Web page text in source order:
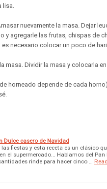
lisa.
nuevamente la masa. Dejar
y agregarle las frutas, chispas de
necesario colocar un poco de
masa. Dividir la masa y colocarla
horneado depende de cada
Dulce casero de Navidad
las fiestas y esta receta es un clásico
el supermercado... Hablamos del
rinde para hacer cinco …